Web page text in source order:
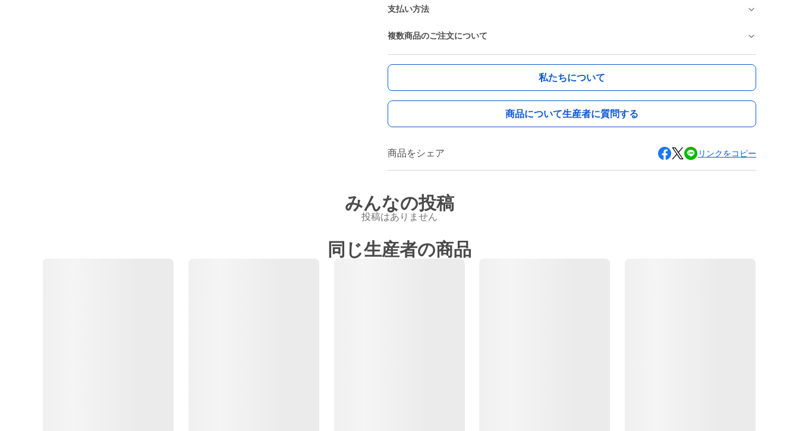
支払い方法
複数商品のご注文について
私たちについて
商品について生産者に質問する
商品をシェア リンクをコピー
みんなの投稿
投稿はありません
同じ生産者の商品